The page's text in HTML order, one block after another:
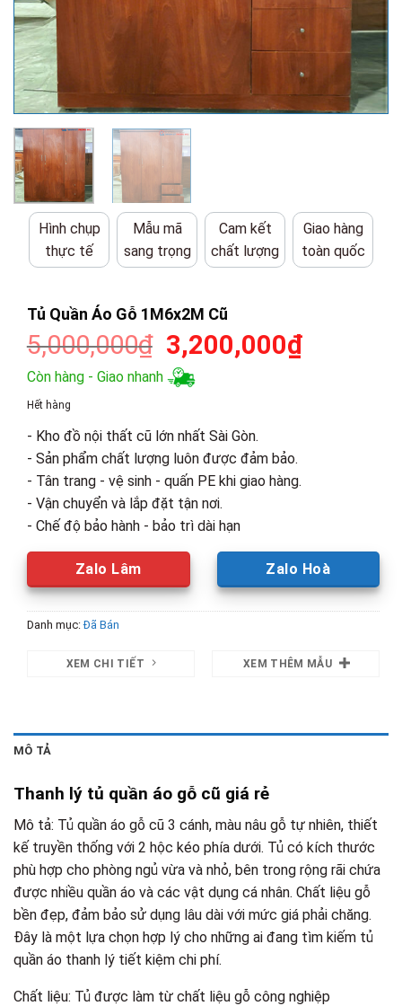
Hình chụp
thực tế
Mẫu mã
sang trọng
Cam kết
chất lượng
Giao hàng
toàn quốc
Tủ Quần Áo Gỗ 1M6x2M Cũ
5,000,000₫ Giá
gốc
là:
3,200,000₫Giá
Còn hàng - Giao nhanh
Hết hàng
- Kho đồ nội thất cũ lớn nhất Sài Gòn.
- Sản phẩm chất lượng luôn được đảm bảo.
- Tân trang - vệ sinh - quấn PE khi giao hàng.
- Vận chuyển và lắp đặt tận nơi.
- Chế độ bảo hành - bảo trì dài hạn
Zalo Lâm Zalo Hoà
Danh mục:Đã Bán
XEM CHI TIẾT XEM THÊM MẪU
MÔ TẢ
Thanh lý tủ quần áo gỗ cũ giá rẻ
Mô tả: Tủ quần áo gỗ cũ 3 cánh, màu nâu gỗ tự nhiên, thiết
kế truyền thống với 2 hộc kéo phía dưới. Tủ có kích thước
phù hợp cho phòng ngủ vừa và nhỏ, bên trong rộng rãi chứa
được nhiều quần áo và các vật dụng cá nhân. Chất liệu gỗ
bền đẹp, đảm bảo sử dụng lâu dài với mức giá phải chăng.
Đây là một lựa chọn hợp lý cho những ai đang tìm kiếm tủ
quần áo thanh lý tiết kiệm chi phí.
Chất liệu: Tủ được làm từ chất liệu gỗ công nghiệp